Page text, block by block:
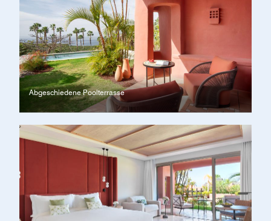
Abgeschiedene Poolterrasse